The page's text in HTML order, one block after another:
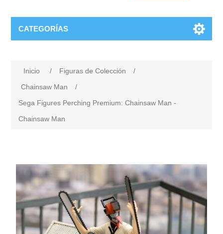
CATEGORÍAS
Inicio / Figuras de Colección
/
Chainsaw Man
/
Sega Figures Perching Premium: Chainsaw Man -
Chainsaw Man